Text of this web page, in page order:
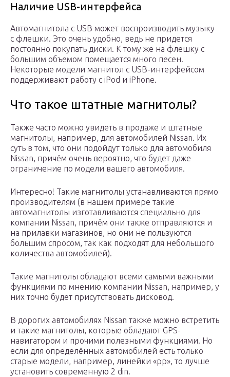
Наличие USB-интерфейса
Автомагнитола с USB может воспроизводить музыку
с флешки. Это очень удобно, ведь не придется
постоянно покупать диски. К тому же на флешку с
большим объемом помещается много песен.
Некоторые модели магнитол с USB-интерфейсом
поддерживают работу с iPod и iPhone.
Что такое штатные магнитолы?
Также часто можно увидеть в продаже и штатные
магнитолы, например, для автомобилей Nissan. Их
суть в том, что они подойдут только для автомобиля
Nissan, причём очень вероятно, что будет даже
ограничение по модели вашего автомобиля.
Интересно! Такие магнитолы устанавливаются прямо
производителям (в нашем примере такие
автомагнитолы изготавливаются специально для
компании Nissan, причём они также отправляются и
на прилавки магазинов, но они не пользуются
большим спросом, так как подходят для небольшого
количества автомобилей).
Такие магнитолы обладают всеми самыми важными
функциями по мнению компании Nissan, например, у
них точно будет присутствовать дисковод.
В дорогих автомобилях Nissan также можно встретить
и такие магнитолы, которые обладают GPS-
навигатором и прочими полезными функциями. Но
если для определённых автомобилей есть только
старые модели, например, линейки «pp», то лучше
установить современную 2 din.